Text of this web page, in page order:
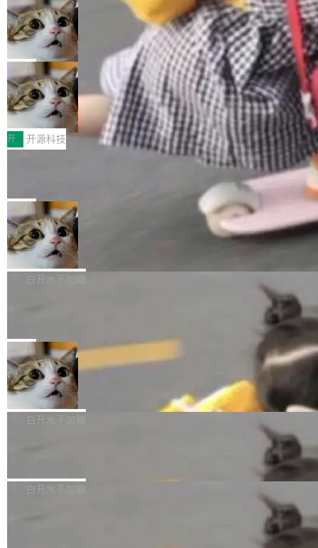
现实 过去两年，CIO们的焦虑清单上多了两项：
一是如何让大模型和智能体应用安全地从PoC走
向生产，二是如何让测试团队跟得上AI应用...
设置，如果用布尔值 + 可空字段来表示——bool
ean 表示是否可切换，nullable 的默认模式、浅
色方案、深色方案——会产生大量无意义的组
合。方案缺了、配置冲突了、全 null 了。要知道
哪些组合有效，作者说，你得靠"文档、校验、或
者部落知识"。 换个写法。Rust 的 enum，两个
变体：Switchable...
个"AI 知识库 + 聊天机器人"——每个大厂都在
做，没什么新鲜的。 但 Kenton Varda 在 Twitte
r 上把事情说清楚了： 今天我们发布了 Cloudfla
re OS，一个带连接器的聊天机器人，跟其他所
有科技公司做的一样。只不过，实际上它不一
样。这是 Sandstorm.io 的重制版，我十年前的
那个创业公司。不同的是，这次它构建在 Cloudf
lare Workers 上——我花了九年时间搭建的平台
——并且深度集成了 AI。这基本上是我十年秘密
Deno 团队开源 Celld，可自托管的分
布式 Durable Objects
Ryan Dahl 领导的 Deno 团队推出了最新开源项
目 Celld，一个能在自己机器上运行 Cloudflare
Workers 和 Durable Objects 的守护进程。 设
计思路很直接：每个对象是一个独立的 SQLite
数据库，按名称寻址，复制到你自己的 S3 兼容
存储库里。节点之间只通过这个存储库协调——
没有控制平面，没有共识协议。每个对象自带一
个小型数据库，应用天然按分片构建，单个数据
库的竞争和爆炸半径问题在设计层面就被消除
了。 闲置的 cell 会休眠到几乎不占资源。当 cel
l 迁移或唤醒时，新宿主从 S3 恢复 SQLite 数据
库继续执行。存储库是持久化的唯一真相...
局
鲁大师7月新机性能/流畅/AI榜：vivo夺
性能、流畅双第一，三星Galaxy Z系列
新折叠缺席
2026年7月的手机市场，由于存储等硬件成本暴
增，手机厂商的日子也不好过啊，新机速度明显
放缓，因此硝烟味淡了许多。新机参数规格除开
高价的三星折叠（三星Galaxy Z Fold8 Ultra / Z
Fold8 / Z Flip8）外，其余要么是中低端机器，
例如iQOO Z11i、REDMI Note 17、REDMI No
te 17 Pro、OPPO K15，要么是vivo X300 E这
样的次旗舰。 Galaxy Z Fold8 Ultra / Z Fold8 /
Z Flip8三款折叠屏新机均在7月22日发布，且全
部搭载骁龙8 Elite Gen5 for Galaxy，它们本该
开 开源科技
Zed 编辑器团队发布了新项目——DeltaDB，一
个在 git commit 之间记录每一次编辑操作的版
本控制系统。目前处于 Early Access 阶段。 De
ltaDB 的核心思路直接写在 landing page 最显
眼的位置：「Software is made between com
mits」——软件是在 commit 之间写出来的。git
是把这段空隙补上。 回退到任何一次编辑：Delt
aDB 捕获 commit 之间的每一次操作，...
局
SpaceXAI 单季资本开支达 183 亿美元
根据风险投资人Tomer Tunguz 博客（VC 分
析）披露的最新分析与第二季度业绩报告，Spac
微软同期总资本开支的四成。 与亚马逊、Alpha
bet、微软以及 Meta 等传统科技巨头相比，Spa
ceXAI的资金消耗速度尤为引人瞩目。然而，支
撑庞大支出的资金来源却呈现出截然不同的面
貌。数据显示，微软和 Meta 主要依托充沛的经
白开水不加糖
一个在终端里运行的编程 agent；Muse Spark
1.2，驱动这个 agent 的新模型。一句话概括：
你可以用 curl -fsSL https://dev.meta.ai/install.
sh | bash 安装一个能在大项目里自动规划、写
代码、验证结果的 AI 终端工具。 据介绍，Muse
个主 agent 循环，外加一组后台 agent。这些后
局
美团开源 LoHoSearch，用知识图谱校
准 AI 能力认知
机器出题的前提，是让机器拥有全局视野。整个
构建流程可以分为四个环节：建图 → 控制难度
白开水不加糖
库，并将作为transport接入Mooncake TENT。
白开水不加糖